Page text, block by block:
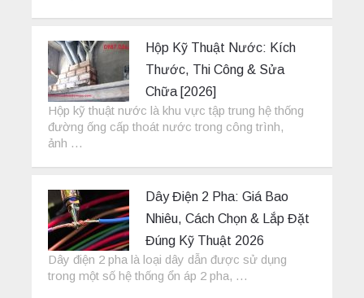
Hộp Kỹ Thuật Nước: Kích
Thước, Thi Công & Sửa
Chữa [2026]
Hộp kỹ thuật nước là khu vực tập trung hệ thống
đường ống cấp thoát nước trong công trình,
ảnh …
Dây Điện 2 Pha: Giá Bao
Nhiêu, Cách Chọn & Lắp Đặt
Đúng Kỹ Thuật 2026
Dây điện 2 pha là loại dây dẫn được sử dụng
trong một số hệ thống ổn áp 2 pha, …